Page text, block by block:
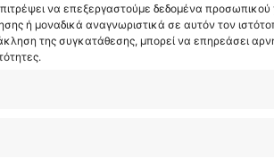
να επεξεργαστούμε δεδομένα
ή μοναδικά αναγνωριστικά σε αυτόν τον
της συγκατάθεσης, μπορεί να επηρεάσει